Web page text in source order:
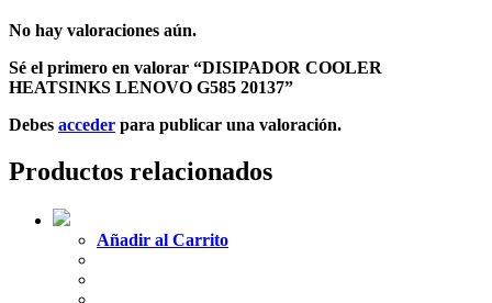
No hay valoraciones aún.
Sé el primero en valorar “DISIPADOR COOLER
HEATSINKS LENOVO G585 20137”
Debes acceder para publicar una valoración.
Productos relacionados
Añadir al Carrito